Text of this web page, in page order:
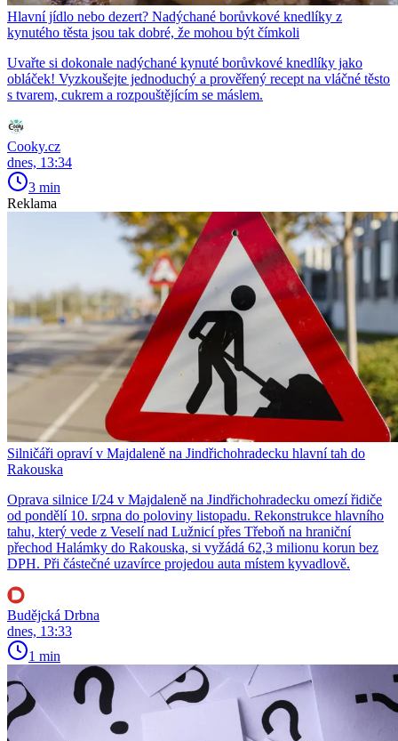
Hlavní jídlo nebo dezert? Nadýchané borůvkové knedlíky z
kynutého těsta jsou tak dobré, že mohou být čímkoli
Uvařte si dokonale nadýchané kynuté borůvkové knedlíky jako
obláček! Vyzkoušejte jednoduchý a prověřený recept na vláčné těsto
s tvarem, cukrem a rozpouštějícím se máslem.
Cooky.cz
dnes, 13:34
3 min
Reklama
Silničáři opraví v Majdaleně na Jindřichohradecku hlavní tah do
Rakouska
Oprava silnice I/24 v Majdaleně na Jindřichohradecku omezí řidiče
od pondělí 10. srpna do poloviny listopadu. Rekonstrukce hlavního
tahu, který vede z Veselí nad Lužnicí přes Třeboň na hraniční
přechod Halámky do Rakouska, si vyžádá 62,3 milionu korun bez
DPH. Při částečné uzavírce projedou auta místem kyvadlově.
Budějcká Drbna
dnes, 13:33
1 min